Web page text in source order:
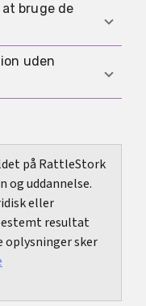
så afklar med
bruge de
praktiske
vilkår på
uden
og
på RattleStork
og uddannelse.
eller
resultat
oplysninger sker